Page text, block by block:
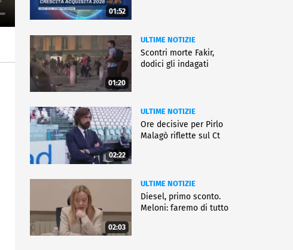
01:52
01:20
ULTIME NOTIZIE
Scontri morte Fakir,
dodici gli indagati
02:22
ULTIME NOTIZIE
Ore decisive per Pirlo
Malagò riflette sul Ct
02:03
ULTIME NOTIZIE
Diesel, primo sconto.
Meloni: faremo di tutto